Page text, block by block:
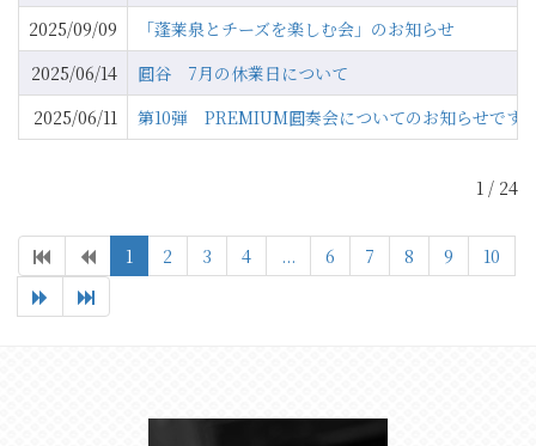
2025/09/09
「蓬莱泉とチーズを楽しむ会」のお知らせ
2025/06/14
圓谷 7月の休業日について
2025/06/11
第10弾 PREMIUM圓奏会についてのお知らせです
1 / 24
1 2 3 4 ... 6 7 8 9 10